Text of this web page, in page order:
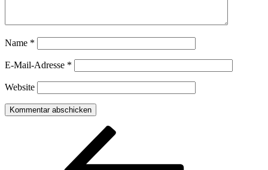
Name *
E-Mail-Adresse *
Website
Beitragsnavigation